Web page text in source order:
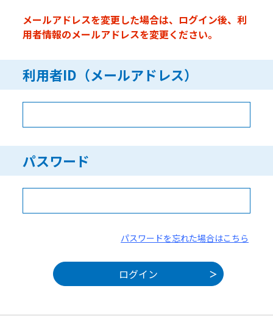
メールアドレスを変更した場合は、ログイン後、利
用者情報のメールアドレスを変更ください。
利用者ID（メールアドレス）
パスワード
パスワードを忘れた場合はこちら